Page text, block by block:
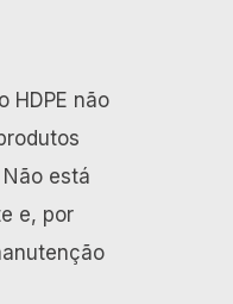
HDPE não
está
e, por